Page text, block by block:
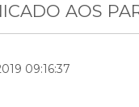
AOS
09:16:37